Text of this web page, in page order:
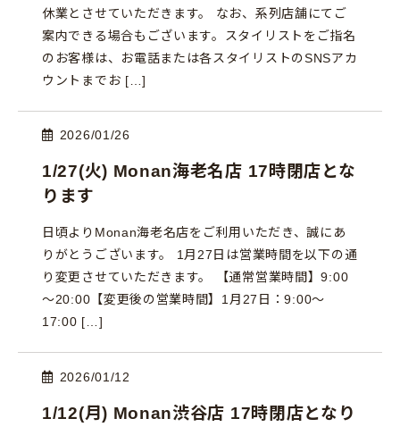
休業とさせていただきます。 なお、系列店舗にてご
案内できる場合もございます。スタイリストをご指名
のお客様は、お電話または各スタイリストのSNSアカ
ウントまでお […]
2026/01/26
1/27(火) Monan海老名店 17時閉店とな
ります
日頃よりMonan海老名店をご利用いただき、誠にあ
りがとうございます。 1月27日は営業時間を以下の通
り変更させていただきます。 【通常営業時間】9:00
～20:00【変更後の営業時間】1月27日：9:00〜
17:00 […]
2026/01/12
1/12(月) Monan渋谷店 17時閉店となり